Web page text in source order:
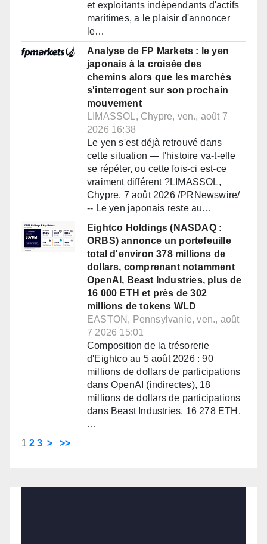
et exploitants indépendants d'actifs
maritimes, a le plaisir d'annoncer
le…
Analyse de FP Markets : le yen
japonais à la croisée des
chemins alors que les marchés
s'interrogent sur son prochain
mouvement
LIMASSOL, Chypre, ven., août 7
2026 16:38
Le yen s'est déjà retrouvé dans
cette situation — l'histoire va-t-elle
se répéter, ou cette fois-ci est-ce
vraiment différent ?LIMASSOL,
Chypre, 7 août 2026 /PRNewswire/
-- Le yen japonais reste au…
Eightco Holdings (NASDAQ :
ORBS) annonce un portefeuille
total d'environ 378 millions de
dollars, comprenant notamment
OpenAI, Beast Industries, plus de
16 000 ETH et près de 302
millions de tokens WLD
EASTON, Pennsylvanie, ven., août
7 2026 15:01
Composition de la trésorerie
d'Eightco au 5 août 2026 : 90
millions de dollars de participations
dans OpenAI (indirectes), 18
millions de dollars de participations
dans Beast Industries, 16 278 ETH,
…
1 2 3 > >>